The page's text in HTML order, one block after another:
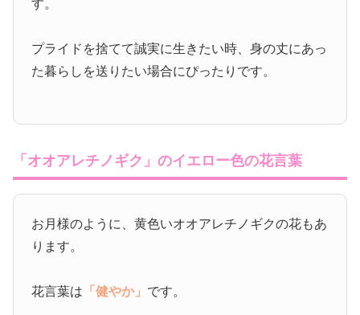
す。
プライドを捨てて誠実に生きたい時、身の丈にあっ
た暮らしを送りたい場合にぴったりです。
「オオアレチノギク」のイエロー色の花言葉
お月様のように、黄色いオオアレチノギクの花もあ
ります。
花言葉は 「健やか」 です。